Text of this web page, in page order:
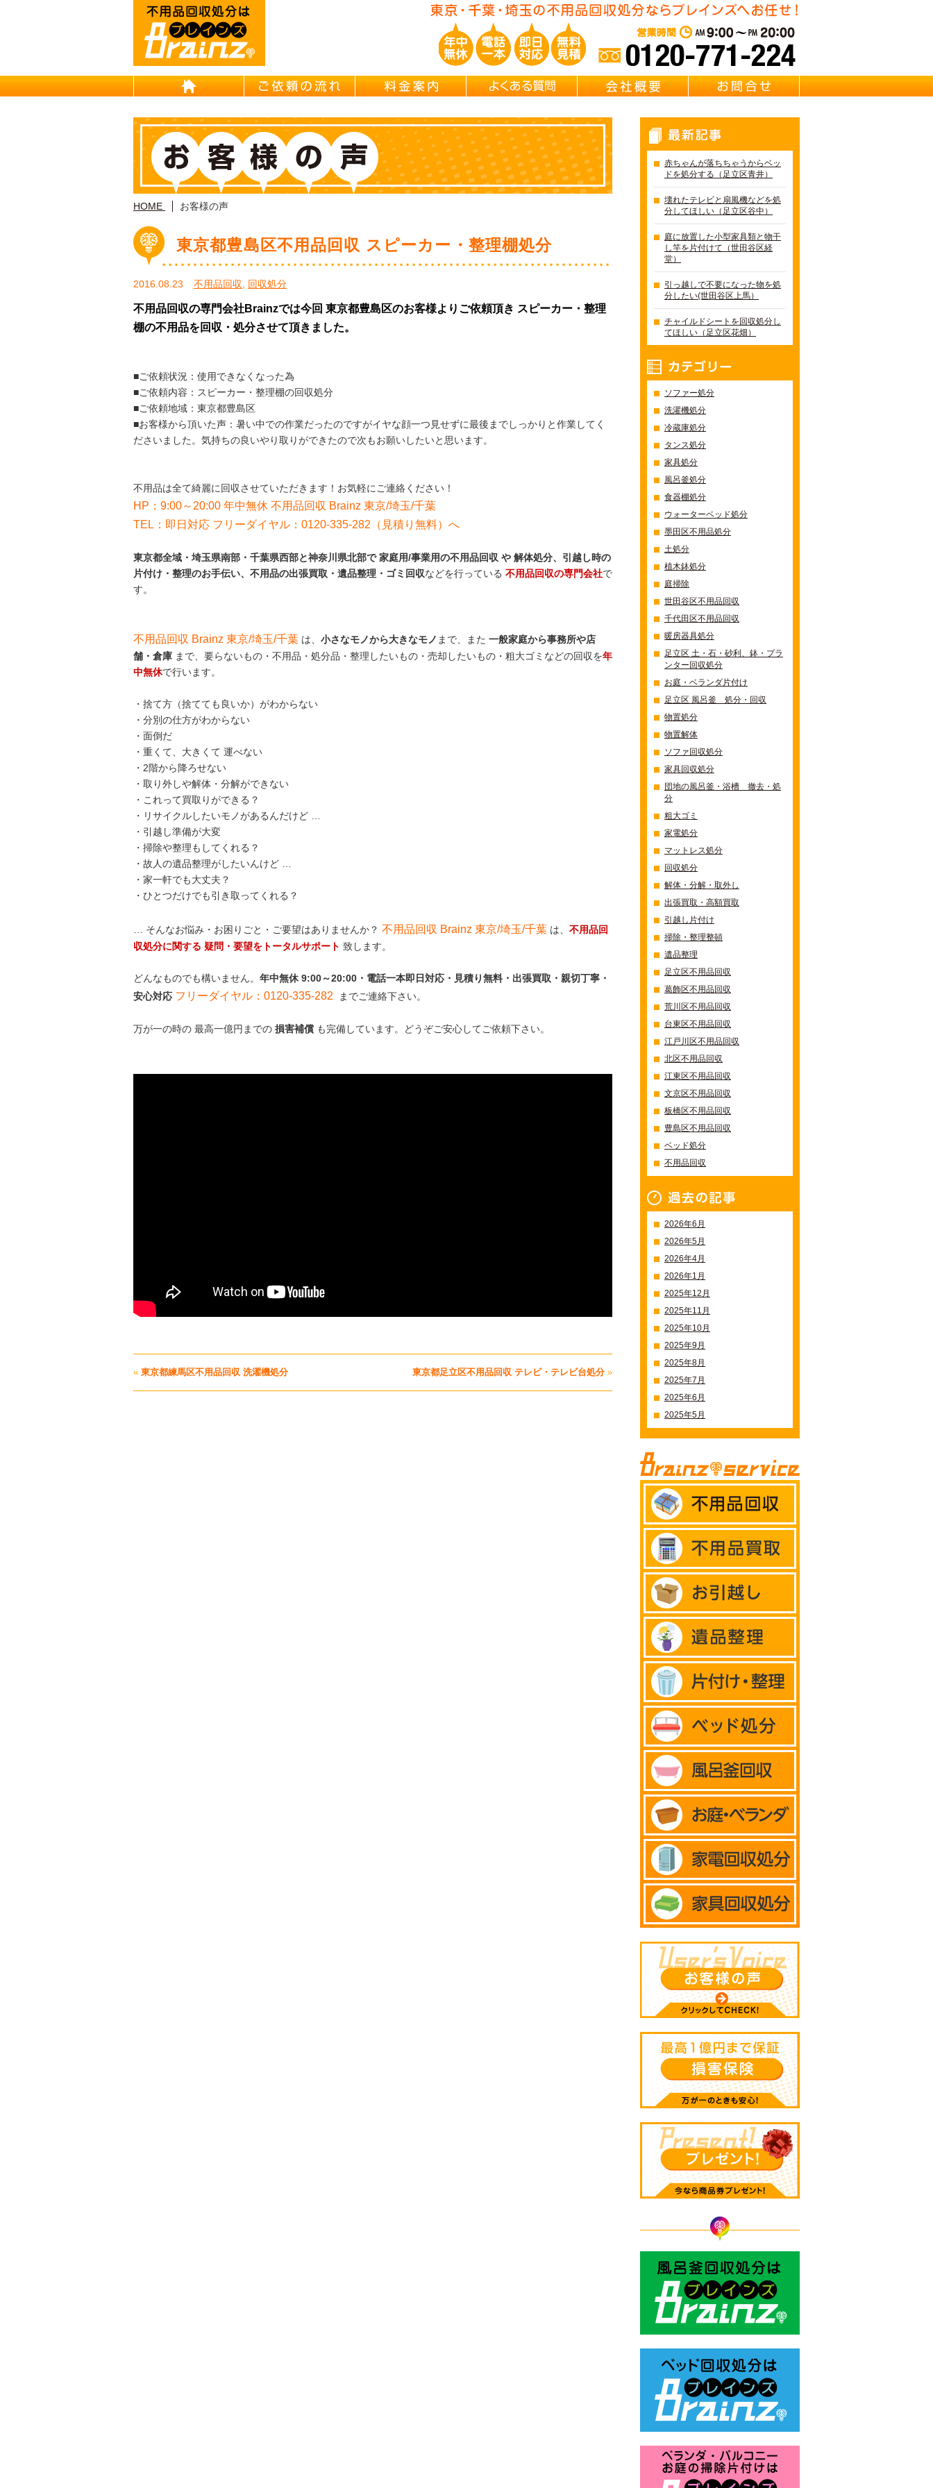
HOME ご依頼の流れ 料金案内 よくある質問 会社概要
HOME お客様の声
東京都豊島区不用品回収 スピーカー・整理棚処分
2016.08.23 不用品回収 回収処分
不用品回収の専門会社Brainzでは今回 東京都豊島区のお客様よりご依頼頂き スピーカー・整理
棚の不用品を回収・処分させて頂きました。
■ご依頼状況：使用できなくなった為
■ご依頼内容：スピーカー・整理棚の回収処分
■ご依頼地域：東京都豊島区
■お客様から頂いた声：暑い中での作業だったのですがイヤな顔一つ見せずに最後までしっかりと作業してく
ださいました。気持ちの良いやり取りができたので次もお願いしたいと思います。
不用品は全て綺麗に回収させていただきます！お気軽にご連絡ください！
HP：9:00～20:00 年中無休 不用品回収 Brainz 東京/埼玉/千葉
TEL：即日対応 フリーダイヤル：0120-335-282（見積り無料）へ
東京都全域・埼玉県南部・千葉県西部と神奈川県北部で 家庭用/事業用の不用品回収 や 解体処分、引越し時の
片付け・整理のお手伝い、不用品の出張買取・遺品整理・ゴミ回収などを行っている 不用品回収の専門会社で
す。
不用品回収 Brainz 東京/埼玉/千葉 は、 小さなモノから大きなモノ まで、また 一般家庭から事務所や店
舗・倉庫 まで、要らないもの・不用品・処分品・整理したいもの・売却したいもの・粗大ゴミなどの回収を年
中無休で行います。
・捨て方（捨てても良いか）がわからない
・分別の仕方がわからない
・面倒だ
・重くて、大きくて 運べない
・2階から降ろせない
・取り外しや解体・分解ができない
・これって買取りができる？
・リサイクルしたいモノがあるんだけど …
・引越し準備が大変
・掃除や整理もしてくれる？
・故人の遺品整理がしたいんけど …
・家一軒でも大丈夫？
・ひとつだけでも引き取ってくれる？
… そんなお悩み・お困りごと・ご要望はありませんか？ 不用品回収 Brainz 東京/埼玉/千葉 は、 不用品回
収処分に関する 疑問・要望をトータルサポート 致します。
どんなものでも構いません。 年中無休 9:00～20:00・電話一本即日対応・見積り無料・出張買取・親切丁寧・
安心対応 フリーダイヤル：0120-335-282 までご連絡下さい。
万が一の時の 最高一億円までの 損害補償 も完備しています。どうぞご安心してご依頼下さい。
« 東京都練馬区不用品回収 洗濯機処分 東京都足立区不用品回収 テレビ・テレビ台処分»
赤ちゃんが落ちちゃうからベッ
ドを処分する（足立区青井）
壊れたテレビと扇風機などを処
分してほしい（足立区谷中）
庭に放置した小型家具類と物干
し竿を片付けて（世田谷区経
堂）
引っ越しで不要になった物を処
分したい(世田谷区上馬）
チャイルドシートを回収処分し
てほしい（足立区花畑）
ソファー処分
洗濯機処分
冷蔵庫処分
タンス処分
家具処分
風呂釜処分
食器棚処分
ウォーターベッド処分
墨田区不用品処分
土処分
植木鉢処分
庭掃除
世田谷区不用品回収
千代田区不用品回収
暖房器具処分
足立区 土・石・砂利、鉢・プラ
ンター回収処分
お庭・ベランダ片付け
足立区 風呂釜 処分・回収
物置処分
物置解体
ソファ回収処分
家具回収処分
団地の風呂釜・浴槽 撤去・処
分
粗大ゴミ
家電処分
マットレス処分
回収処分
解体・分解・取外し
出張買取・高額買取
引越し片付け
掃除・整理整頓
遺品整理
足立区不用品回収
葛飾区不用品回収
荒川区不用品回収
台東区不用品回収
江戸川区不用品回収
北区不用品回収
江東区不用品回収
文京区不用品回収
板橋区不用品回収
豊島区不用品回収
ベッド処分
不用品回収
2026年6月
2026年5月
2026年4月
2026年1月
2025年12月
2025年11月
2025年10月
2025年9月
2025年8月
2025年7月
2025年6月
2025年5月